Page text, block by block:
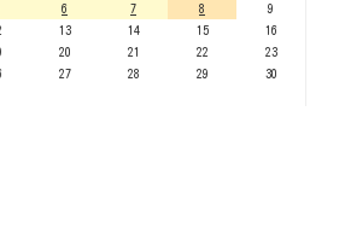
6 7 8
9
13 14 15
16
20 21 22
23
27 28 29
30